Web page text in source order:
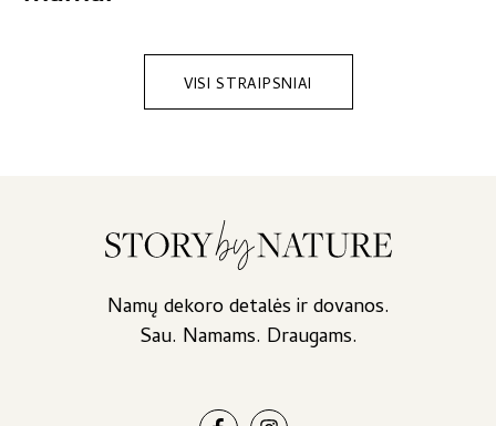
VISI STRAIPSNIAI
Namų dekoro detalės ir dovanos.
Sau. Namams. Draugams.